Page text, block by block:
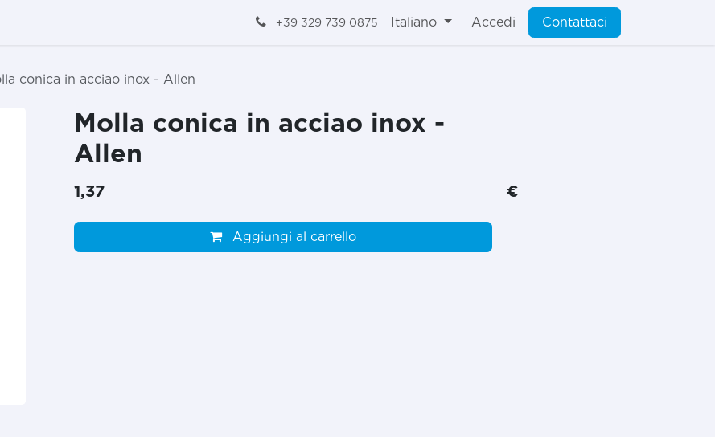
+39 329 739 0875 Italiano Accedi Contattaci
conica in acciao inox - Allen
Molla conica in acciao inox -
Allen
1,37€
Aggiungi al carrello